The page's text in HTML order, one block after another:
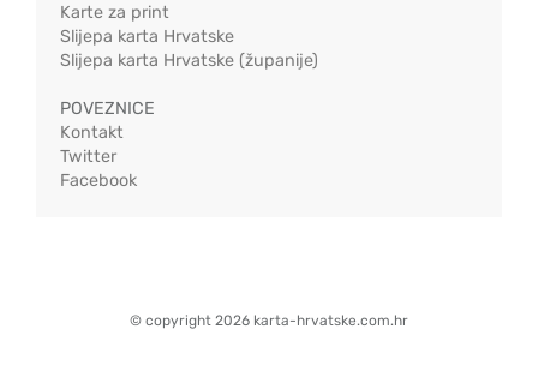
Karte za print
Slijepa karta Hrvatske
Slijepa karta Hrvatske (županije)
POVEZNICE
Kontakt
Twitter
Facebook
© copyright 2026 karta-hrvatske.com.hr